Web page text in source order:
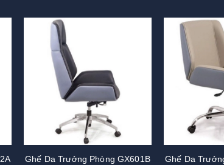
Ghế Da Trưởng Phòng GX601B
Ghế Da